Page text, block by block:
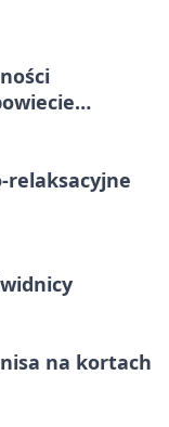
relaksacyjne
na kortach